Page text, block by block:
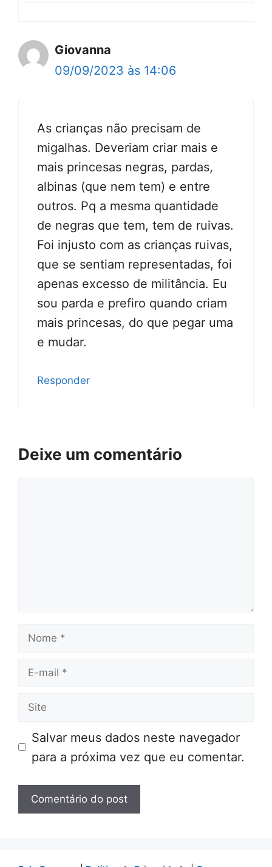
Giovanna
09/09/2023 às 14:06
As crianças não precisam de
migalhas. Deveriam criar mais e
mais princesas negras, pardas,
albinas (que nem tem) e entre
outros. Pq a mesma quantidade
de negras que tem, tem de ruivas.
Foi injusto com as crianças ruivas,
que se sentiam representadas, foi
apenas excesso de militância. Eu
sou parda e prefiro quando criam
mais princesas, do que pegar uma
e mudar.
Responder
Deixe um comentário
Nome
E-
Site
Salvar meus dados neste navegador
para a próxima vez que eu comentar.